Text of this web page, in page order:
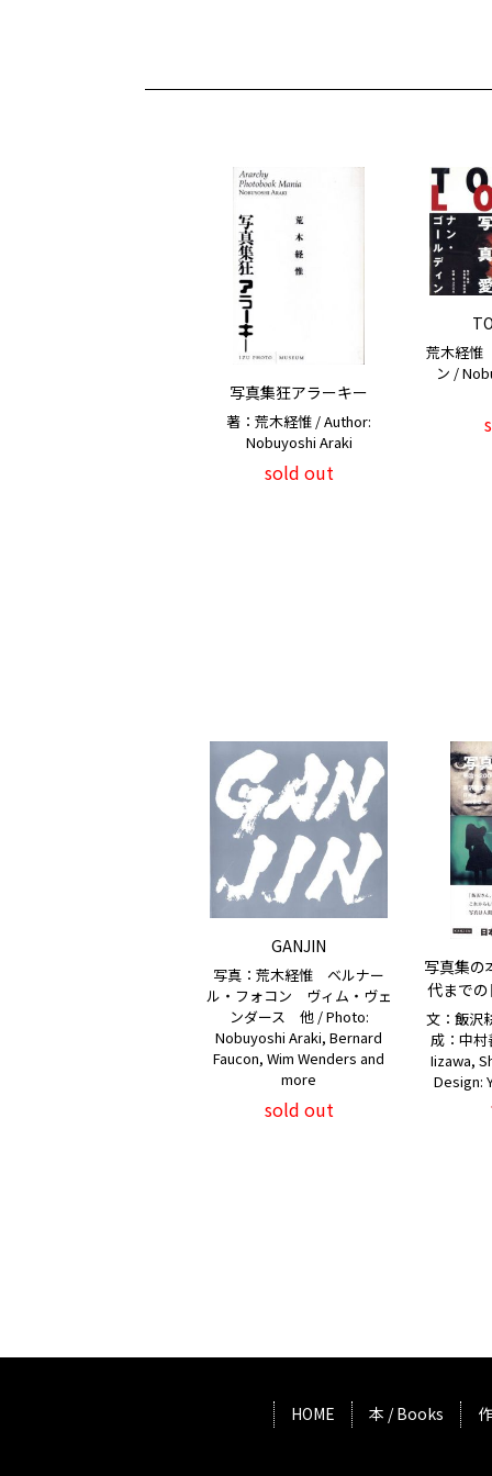
写真集狂アラーキー
著：荒木経惟 / Author:
Nobuyoshi Araki
sold out
荒木経惟
ン /
GANJIN
写真：荒木経惟 ベルナー
ル・フォコン ヴィム・ヴェ
ンダース 他 / Photo:
Nobuyoshi Araki, Bernard
Faucon, Wim Wenders and
more
sold out
写真集
代まで
文：飯沢
成：中
Iizawa,
Design:
HOME 本 / Books